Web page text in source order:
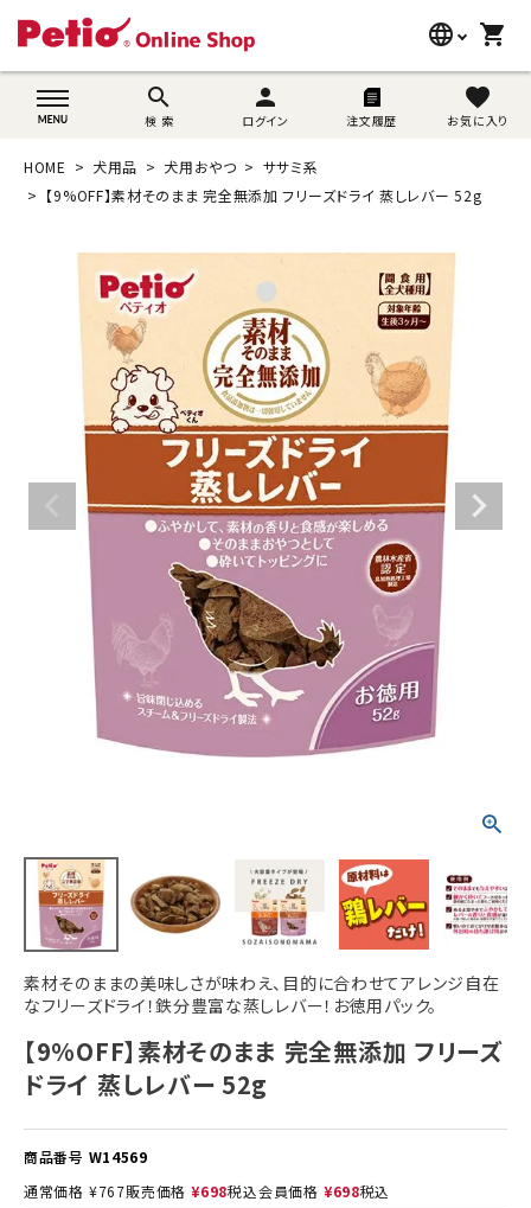
language
wovn-lang-name
shopping_cart
search
検 索
person
ログイン 注文履歴
favorite
お気に入り
search
猫用品
うさぎ用品
ブランド別に探す
目的別に探す
SNS
ご利用案内
ACCOUNT MENU
ようこそ ゲスト 様
ログイン person 新規会員登録
HOME 犬用品 犬用おやつ
ササミ系
【9%OFF】素材そのまま 完全無添加 フリーズドライ 蒸しレバー 52g
素材そのままの美味しさが味わえ、目的に合わせてアレンジ自在
なフリーズドライ！鉄分豊富な蒸しレバー！お徳用パック。
【9%OFF】素材そのまま 完全無添加 フリーズ
ドライ 蒸しレバー 52g
商品番号 W14569
通常価格 ¥767販売価格 ¥698税込会員価格 ¥698税込